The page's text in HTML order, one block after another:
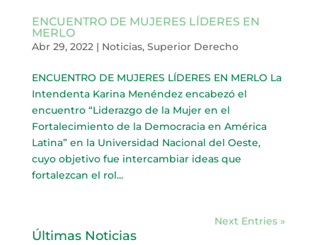
ENCUENTRO DE MUJERES LÍDERES EN
MERLO
Abr 29, 2022| Noticias, Superior Derecho
ENCUENTRO DE MUJERES LÍDERES EN MERLO La
Intendenta Karina Menéndez encabezó el
encuentro “Liderazgo de la Mujer en el
Fortalecimiento de la Democracia en América
Latina” en la Universidad Nacional del Oeste,
cuyo objetivo fue intercambiar ideas que
fortalezcan el rol...
Next Entries »
Últimas Noticias